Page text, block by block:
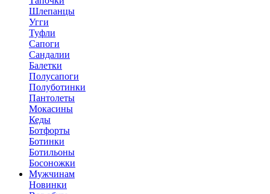
Шлепанцы
Угги
Туфли
Сапоги
Сандалии
Балетки
Полусапоги
Полуботинки
Пантолеты
Мокасины
Кеды
Ботфорты
Ботинки
Ботильоны
Босоножки
Мужчинам
Новинки